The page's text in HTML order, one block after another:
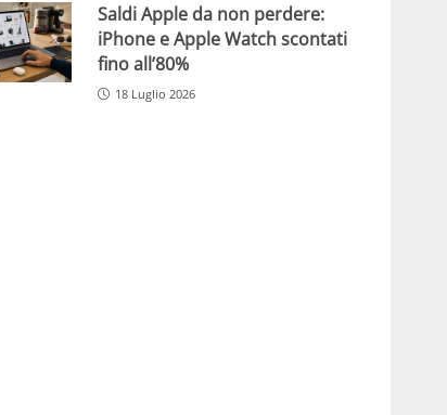
Saldi Apple da non perdere:
iPhone e Apple Watch scontati
fino all’80%
18 Luglio 2026